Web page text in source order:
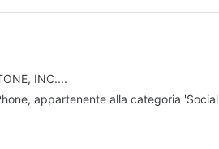
INC....
appartenente alla categoria 'Social